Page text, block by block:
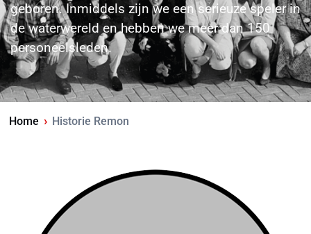
geboren. Inmiddels zijn we een serieuze speler in
de waterwereld en hebben we meer dan 150
personeelsleden.
Home › Historie Remon